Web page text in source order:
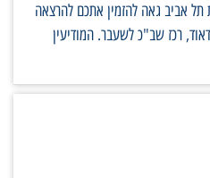
אביב גאה להזמין אתכם להרצאה
רכז שב"כ לשעבר. המודיעין